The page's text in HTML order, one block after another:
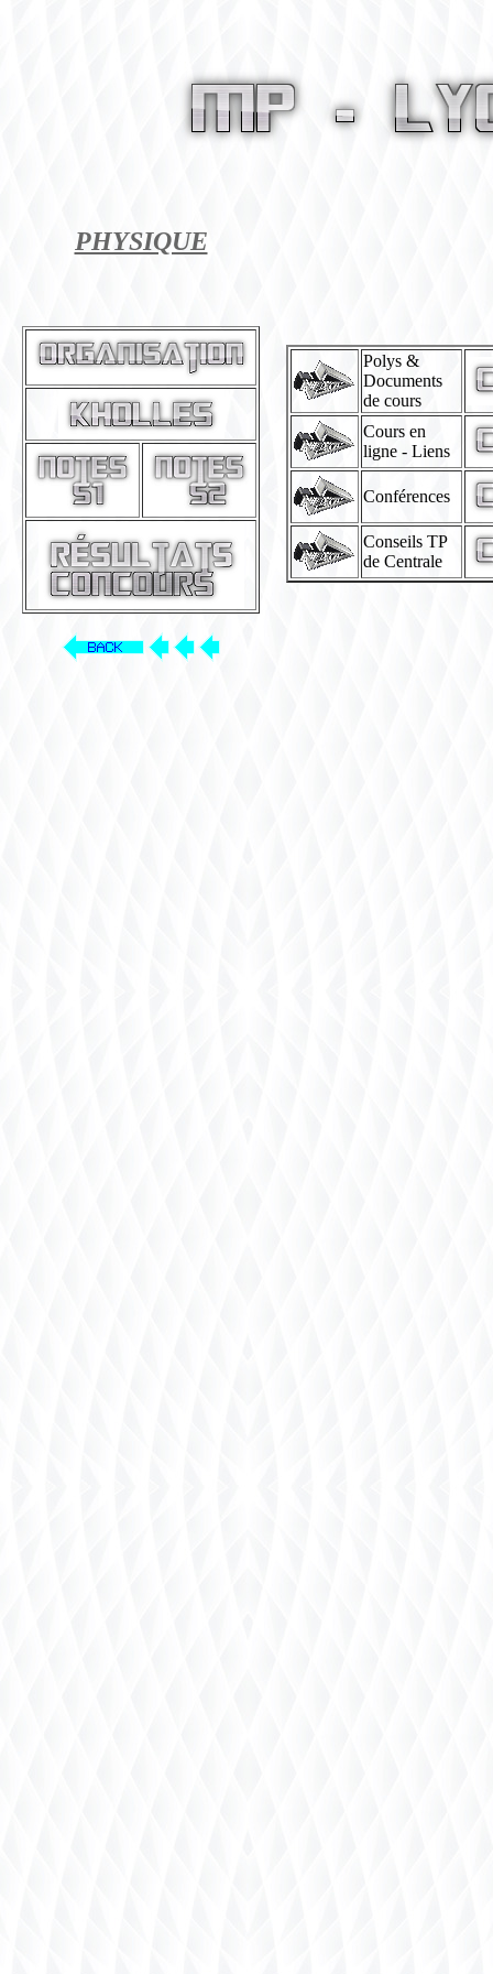
PHYSIQUE
Polys &
Documents
de cours
Cours en
ligne - Liens
Conférences
Conseils TP
de Centrale